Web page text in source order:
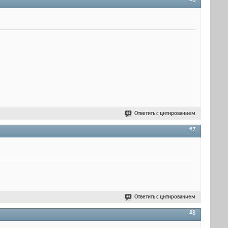
Ответить с цитированием
#7
Ответить с цитированием
#8